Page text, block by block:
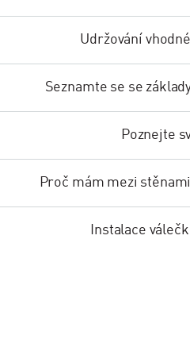
Udržování
Seznamte se se
Poznejte
Proč mám mezi
Instalace